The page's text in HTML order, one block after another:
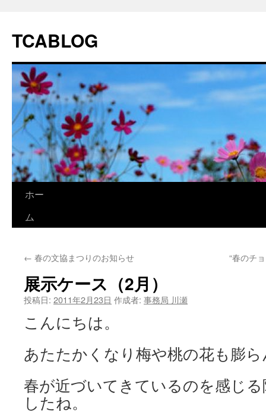
TCABLOG
ン
へ
ホー
ム
← 春の文協まつりのお知らせ “春のチ
展示ケース（2月）
投稿日: 2011年2月23日 作成者: 事務局 川瀬
こんにちは。
あたたかくなり梅や桃の花も膨
春が近づいてきているのを感じ
したね。